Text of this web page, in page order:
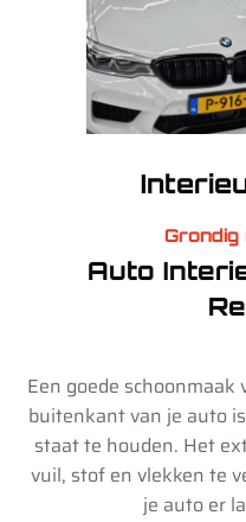
Grondig
Auto
Een goede
buitenkant van je auto
staat te houden. Het
vuil, stof en vlekken te
je auto er